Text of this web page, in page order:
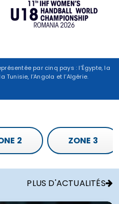
L'Afrique sera représentée par cinq
pays : l'Égypte, la Guinée, la
2 ZONE 3
PLUS D'ACTUALITÉS